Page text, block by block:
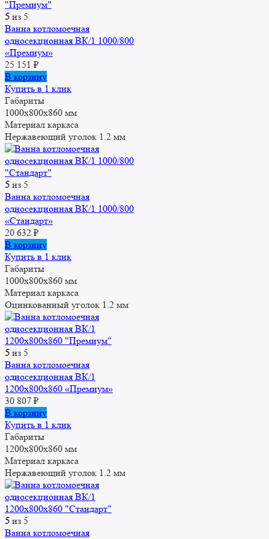
5 из 5
Ванна котломоечная
односекционная ВК/1 1000/800
«Премиум»
25 151 ₽
В корзину
Купить в 1 клик
Габариты
1000x800x860 мм
Материал каркаса
Нержавеющий уголок 1.2 мм
5 из 5
Ванна котломоечная
односекционная ВК/1 1000/800
«Стандарт»
20 632 ₽
В корзину
Купить в 1 клик
Габариты
1000x800x860 мм
Материал каркаса
Оцинкованный уголок 1.2 мм
5 из 5
Ванна котломоечная
односекционная ВК/1
1200x800x860 «Премиум»
30 807 ₽
В корзину
Купить в 1 клик
Габариты
1200х800х860 мм
Материал каркаса
Нержавеющий уголок 1.2 мм
5 из 5
Ванна котломоечная